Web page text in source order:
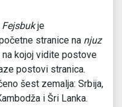
Fejsbukje
stranice na njuz
na kojoj vidite postove
postovi stranica.
šest zemalja: Srbija,
i Šri Lanka.